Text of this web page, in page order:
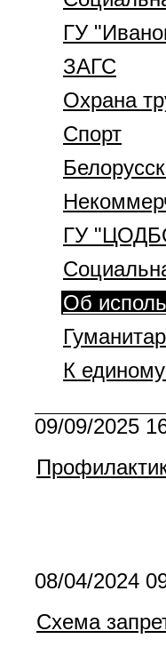
ГУ
ЗАГС
Охрана
Спорт
ГУ
Об
К
09/09/2025
08/04/2024
Схема